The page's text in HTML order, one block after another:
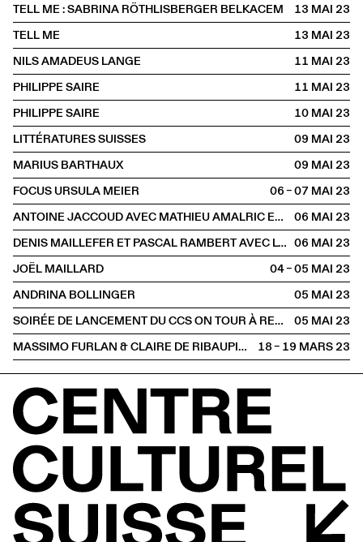
TELL ME : SABRINA RÖTHLISBERGER BELKACEM
13 MAI2023
TELL ME
13 MAI2023
NILS AMADEUS LANGE
11 MAI2023
PHILIPPE SAIRE
11 MAI2023
PHILIPPE SAIRE
10 MAI2023
LITTÉRATURES SUISSES
09 MAI2023
MARIUS BARTHAUX
09 MAI2023
FOCUS URSULA MEIER
06 – 07 MAI2023
ANTOINE JACCOUD AVEC MATHIEU AMALRIC ET MARTHE KELLER
06 MAI2023
DENIS MAILLEFER ET PASCAL RAMBERT AVEC LOLA GIOUSSE 06 MAI2023
JOËL MAILLARD
04 – 05 MAI2023
ANDRINA BOLLINGER
05 MAI2023
SOIRÉE DE LANCEMENT DU CCS ON TOUR À RENNES
05 MAI2023
MASSIMO FURLAN & CLAIRE DE RIBAUPIERRE
18 – 19 MARS2023